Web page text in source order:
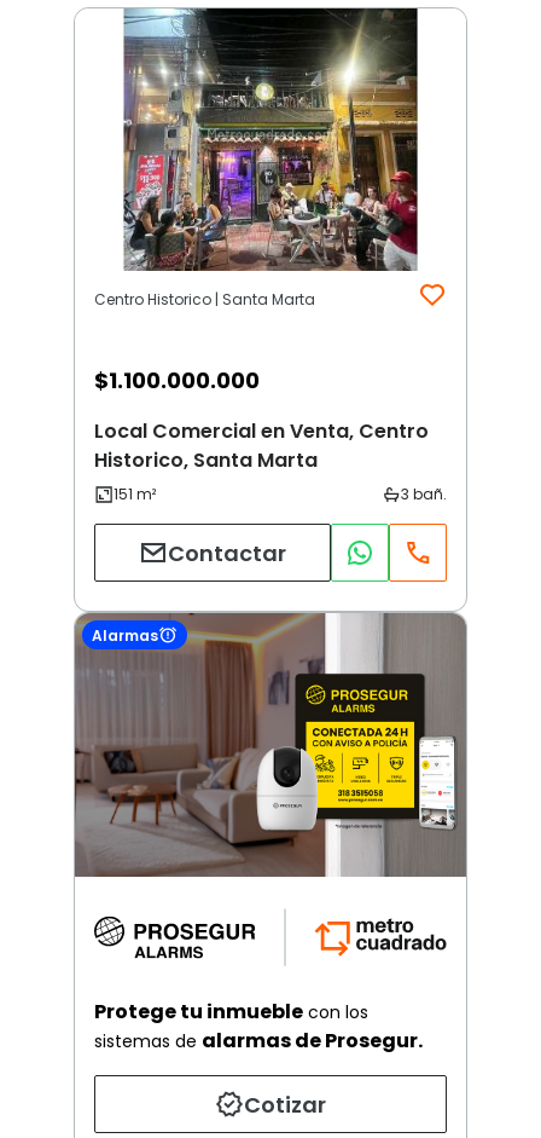
Centro Historico | Santa Marta
$1.100.000.000
Local Comercial en Venta, Centro
Historico, Santa Marta
Contactar
Alarmas
Protege tu inmueble con los
sistemas de alarmas de Prosegur.
Cotizar